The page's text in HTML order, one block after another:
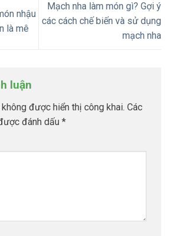
nhậu
là mê
Mạch nha làm món gì? Gợi ý
các cách chế biến và sử dụng
mạch nha
luận
được hiển thị công khai. Các
đánh dấu *